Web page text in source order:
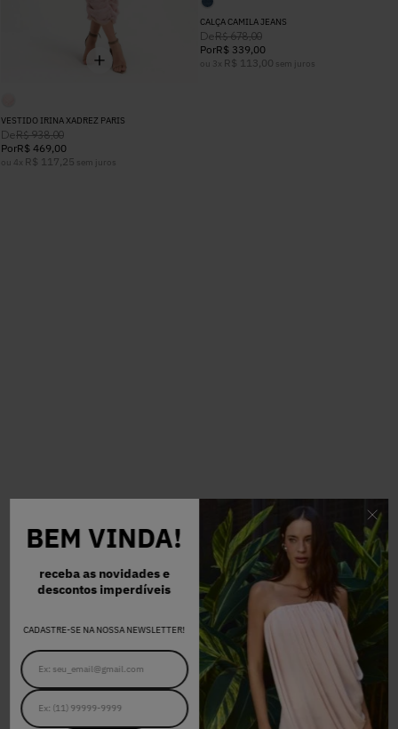
BEM VINDA!
receba as novidades e
descontos imperdíveis
CADASTRE-SE NA NOSSA NEWSLETTER!
VESTIDO IRINA XADREZ PARIS
DeR$ 938,00
PorR$ 469,00
ou 4 x R$ 117,25 sem juros
CALÇA CAMILA JEANS
DeR$ 678,00
PorR$ 339,00
ou 3 x R$ 113,00 sem juros